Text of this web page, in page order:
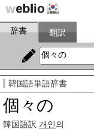
辞書 翻訳
韓国語単語辞書
個々の
韓国語訳 개인의